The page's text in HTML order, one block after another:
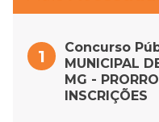
Concurso
MUNICIPAL
MG -
INSCRIÇÕES